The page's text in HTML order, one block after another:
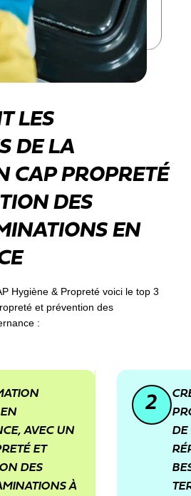
LES
DE LA
CAP PROPRETÉ
DES
EN
Hygiène & Propreté voici le top 3
et prévention des
:
AVEC UN
ET
DES
À
2
DE